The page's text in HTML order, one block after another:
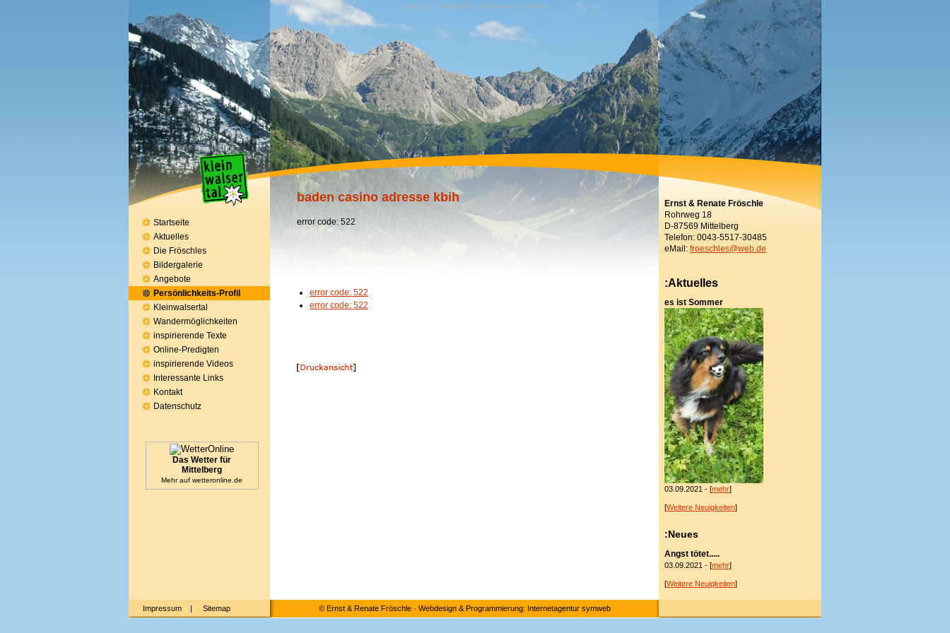
Wandern, Erholung für Leib,Seele und Geist,
baden casino adresse kbih
error code: 522
error code: 522
error code: 522
Startseite
Aktuelles
Die Fröschles
Bildergalerie
Angebote
Persönlichkeits-Profil
Kleinwalsertal
Wandermöglichkeiten
inspirierende Texte
Online-Predigten
inspirierende Videos
Interessante Links
Kontakt
Datenschutz
Das Wetter für
Mittelberg
Mehr auf wetteronline.de
Ernst & Renate Fröschle
Rohrweg 18
D-87569 Mittelberg
Telefon: 0043-5517-30485
eMail: froeschles@web.de
:Aktuelles
es ist Sommer
03.09.2021 - [mehr]
[Weitere Neuigkeiten]
:Neues
Angst tötet.....
03.09.2021 - [mehr]
[Weitere Neuigkeiten]
Impressum | Sitemap © Ernst & Renate Fröschle· Webdesign & Programmierung: Internetagentur symweb